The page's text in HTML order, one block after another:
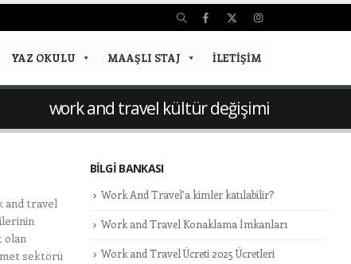
YAZ OKULU MAAŞLI STAJ İLETIŞIM
work and travel kültür değişimi
and travel
olan
sektörü
BILGI BANKASI
Work And Travel’a kimler katılabilir?
Work and Travel Konaklama İmkanları
Work and Travel Ücreti 2025 Ücretleri